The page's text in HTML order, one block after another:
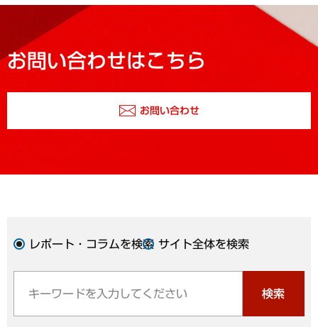
お問い合わせはこちら
お問い合わせ
レポート・コラムを検索 サイト全体を検索
検索